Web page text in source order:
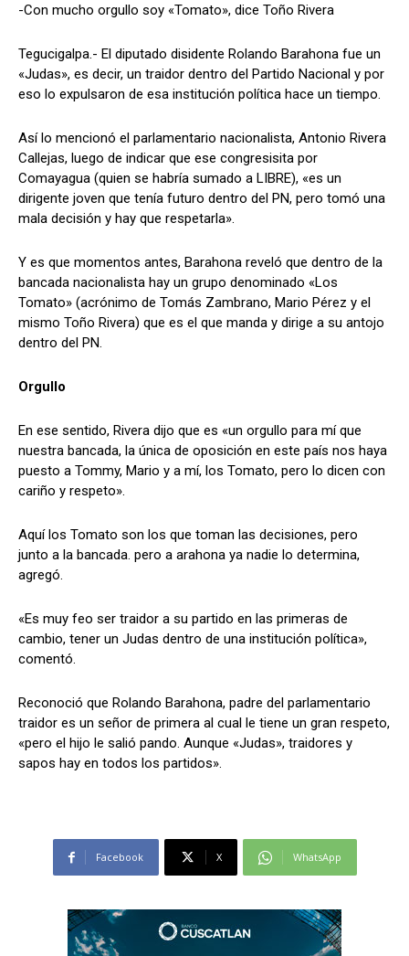
Comparta
Facebook X WhatsApp
Síganos
Comparta
Facebook X WhatsApp
Síganos
-Con mucho orgullo soy «Tomato», dice Toño Rivera
Tegucigalpa.- El diputado disidente Rolando Barahona fue un
«Judas», es decir, un traidor dentro del Partido Nacional y por
eso lo expulsaron de esa institución política hace un tiempo.
Así lo mencionó el parlamentario nacionalista, Antonio Rivera
Callejas, luego de indicar que ese congresisita por
Comayagua (quien se habría sumado a LIBRE), «es un
dirigente joven que tenía futuro dentro del PN, pero tomó una
mala decisión y hay que respetarla».
Y es que momentos antes, Barahona reveló que dentro de la
bancada nacionalista hay un grupo denominado «Los
Tomato» (acrónimo de Tomás Zambrano, Mario Pérez y el
mismo Toño Rivera) que es el que manda y dirige a su antojo
dentro del PN.
Orgullo
En ese sentido, Rivera dijo que es «un orgullo para mí que
nuestra bancada, la única de oposición en este país nos haya
puesto a Tommy, Mario y a mí, los Tomato, pero lo dicen con
cariño y respeto».
Aquí los Tomato son los que toman las decisiones, pero
junto a la bancada. pero a arahona ya nadie lo determina,
agregó.
«Es muy feo ser traidor a su partido en las primeras de
cambio, tener un Judas dentro de una institución política»,
comentó.
Reconoció que Rolando Barahona, padre del parlamentario
traidor es un señor de primera al cual le tiene un gran respeto,
«pero el hijo le salió pando. Aunque «Judas», traidores y
sapos hay en todos los partidos».
Facebook X WhatsApp